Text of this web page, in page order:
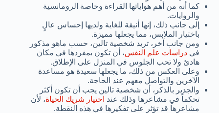
كما أنه من أهم هواياتها القراءة وخاصة الرومانسية
والروايات.
إلى جانب ذلك، إنها أنيقة للغاية ولديها إحساس عالٍ
باختيار الملابس، مما يجعلها مميزة.
ومن جانب آخر، تريد شخصية تالين، حسب ماهو مذكور
في دراسات علم النفس، أن تكون بمفردها في مكان
هادئ ولا تحب الجلوس في المنزل على الإطلاق.
وعلى العكس من ذلك، ما يجعلها سعيدة هو مساعدة
الآخرين والتواصل معهم عند الحاجة.
والجدير بالذكر، أن شخصية تالين يجب أن تكون أكثر
تحكماً في مشاعرها وذلك عند اختيار شريك الحياة، لأن
مشاعرها قد تؤثر على تفكيرها في هذه النقطة.